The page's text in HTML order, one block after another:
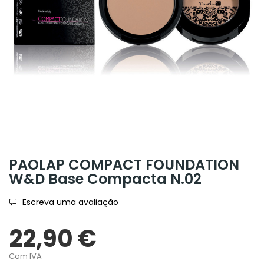
PAOLAP COMPACT FOUNDATION
W&D Base Compacta N.02
Escreva uma avaliação
22,90 €
Com IVA